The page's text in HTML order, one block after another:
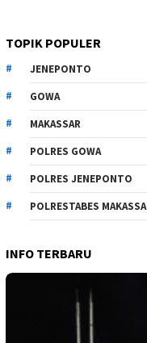
TOPIK POPULER
JENEPONTO
GOWA
MAKASSAR
POLRES GOWA
POLRES JENEPONTO
POLRESTABES
INFO TERBARU